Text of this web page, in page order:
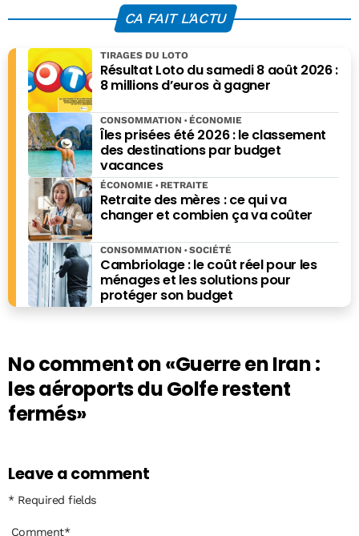
le monde
CA FAIT L'ACTU
Résultat Loto du samedi 8 août 2026 :
8 millions d’euros à gagner
TIRAGES DU LOTO
Îles prisées été 2026 : le classement
des destinations par budget
vacances
CONSOMMATION ÉCONOMIE
Retraite des mères : ce qui va
changer et combien ça va coûter
ÉCONOMIE RETRAITE
Cambriolage : le coût réel pour les
ménages et les solutions pour
protéger son budget
CONSOMMATION SOCIÉTÉ
No comment on«Guerre en Iran :
les aéroports du Golfe restent
fermés»
Leave a comment
* Required fields
Comment*